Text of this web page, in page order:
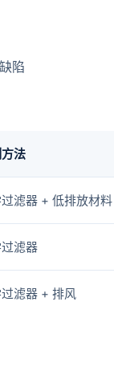
陷
法
滤器 + 低排放材料
滤器
滤器 + 排风